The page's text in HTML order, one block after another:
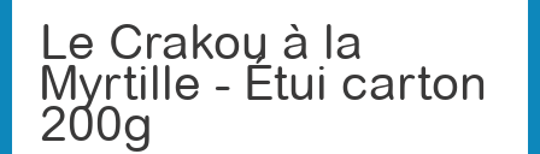
Le Crakou à la
Myrtille - Étui carton
200g